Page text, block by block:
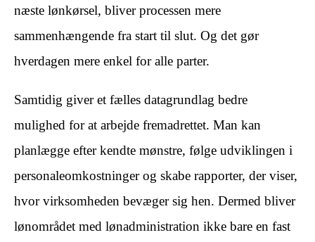
næste lønkørsel, bliver processen mere
sammenhængende fra start til slut. Og det gør
hverdagen mere enkel for alle parter.
Samtidig giver et fælles datagrundlag bedre
mulighed for at arbejde fremadrettet. Man kan
planlægge efter kendte mønstre, følge udviklingen i
personaleomkostninger og skabe rapporter, der viser,
hvor virksomheden bevæger sig hen. Dermed bliver
lønområdet med lønadministration ikke bare en fast